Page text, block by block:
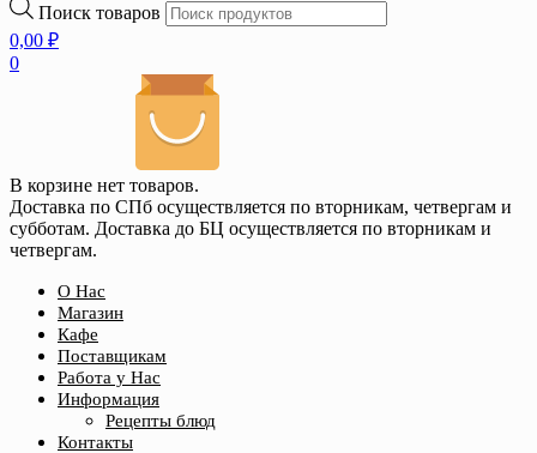
Поиск товаров
0,00 ₽
0
В корзине нет товаров.
Доставка по СПб осуществляется по вторникам, четвергам и
субботам. Доставка до БЦ осуществляется по вторникам и
четвергам.
О Нас
Магазин
Кафе
Поставщикам
Работа у Нас
Информация
Рецепты блюд
Контакты